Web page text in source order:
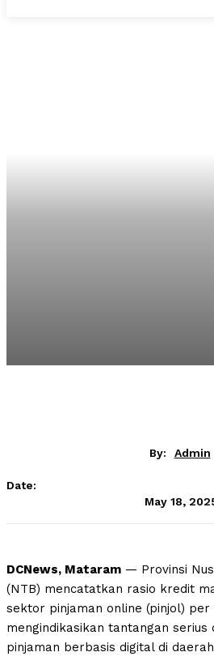
By: Admin
Date:
May 18,
DCNews, Mataram — Provinsi
(NTB) mencatatkan rasio kredit
sektor pinjaman online (pinjol) per
mengindikasikan tantangan
pinjaman berbasis digital di